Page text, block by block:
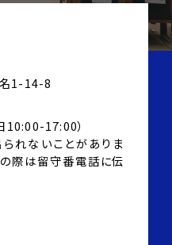
1-14-8
17:00）
れないことがありま
際は留守番電話に伝